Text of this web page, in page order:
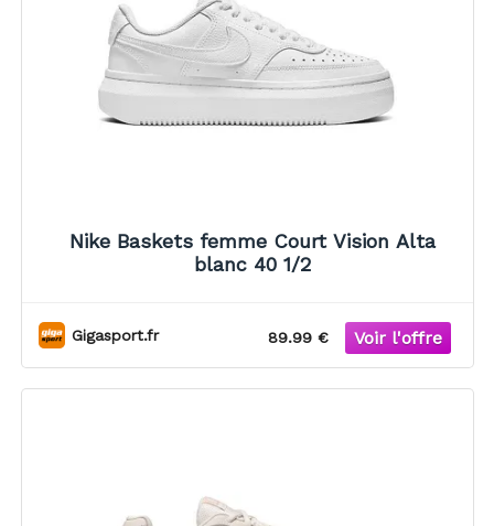
Nike Baskets femme Court Vision Alta
blanc 40 1/2
Gigasport.fr 89.99 €